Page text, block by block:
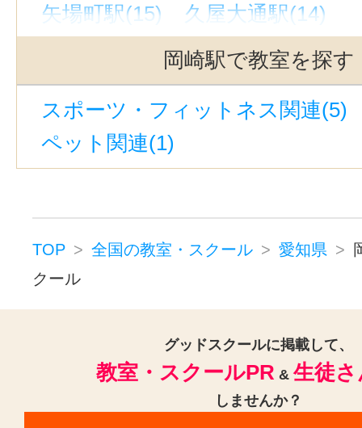
矢場町駅(15)
久屋大通駅(14)
今池駅(愛知)(11)
上前津駅(10)
新栄町駅(愛知)(9)
金山駅(愛知
藤が丘駅(愛知)(8)
千種駅(8)
近鉄名古屋駅(8)
星ヶ丘駅(愛知)(7)
東岡崎駅(7)
国際センター駅(7)
植田駅(名古
池下駅(7)
吹上駅(愛知)(6)
赤池駅(愛知)(6)
名鉄一宮駅(6)
丸の内駅(名古屋市営)(愛知)(5)
東浦駅(5)
本山駅(愛知)(5)
塩
岡崎駅で教室を探す
スポーツ・フィットネス関連(5)
ペット関連(1)
TOP 全国の教室・スクール 愛知県
クール
グッドスクールに掲載して、
教室・スクールPR & 生徒
しませんか？